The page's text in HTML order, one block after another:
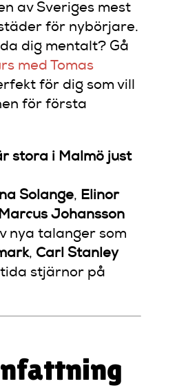
av Sveriges mest
för nybörjare.
dig mentalt? Gå
med Tomas
för dig som vill
för första
stora i Malmö just
Solange, Elinor
Johansson
nya talanger som
, Carl Stanley
stjärnor på